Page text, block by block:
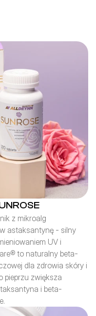
z mikroalg
astaksantynę - silny
UV i
to naturalny beta-
dla zdrowia skóry i
pieprzu zwiększa
i beta-